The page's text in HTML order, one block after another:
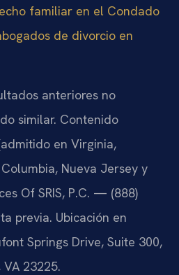
familiar en el Condado
de divorcio en
anteriores no
similar. Contenido
en Virginia,
Nueva Jersey y
Of SRIS, P.C. — (888)
previa. Ubicación en
Springs Drive, Suite 300,
VA 23225.